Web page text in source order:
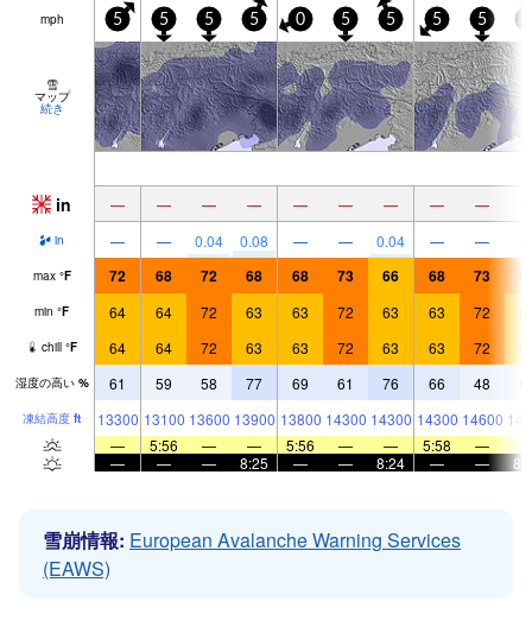
mph 5 5 5 5 0 5 5 5 5
雪
マップ
続き
in — — — — — — — — —
in — — 0.04 0.08 — — 0.04 — —
max °F 72 68 72 68 68 73 66 68 73
min °F 64 64 72 63 63 72 63 63 72
chill °F 64 64 72 63 63 72 63 63 72
湿度の高い % 61 59 58 77 69 61 76 66 48
凍結高度 ft 13300 13100 13600 13900 13800 14300 14300 14300 14600
—
5:56 — — 5:56 — — 5:58 —
—
— — 8:25 — — 8:24 — —
雪崩情報: European Avalanche Warning Services
(EAWS)